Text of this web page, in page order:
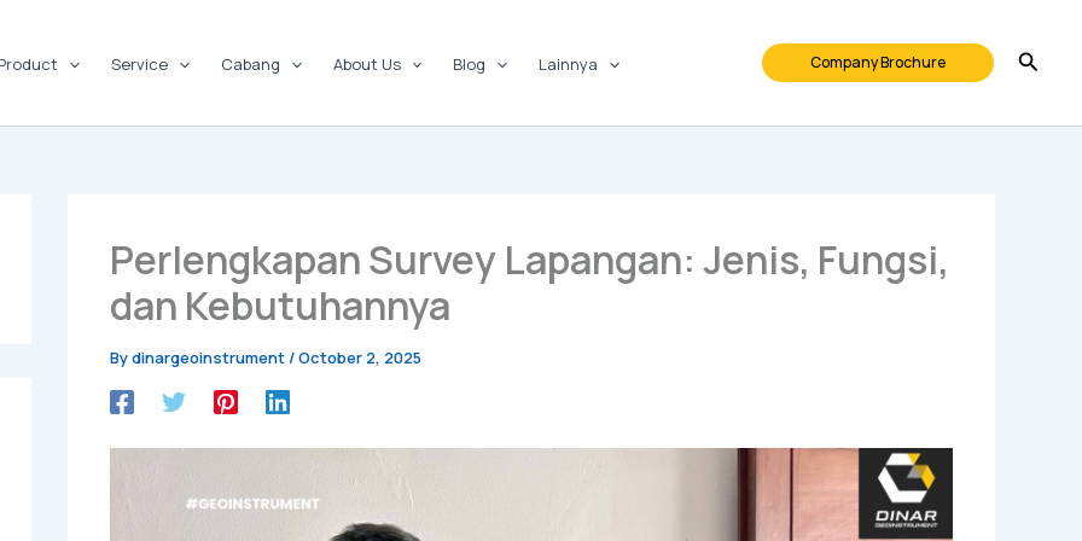
Service Cabang About Us Blog Lainnya Company Brochure
Perlengkapan Survey Lapangan: Jenis, Fungsi,
dan Kebutuhannya
Bydinargeoinstrument /October 2, 2025